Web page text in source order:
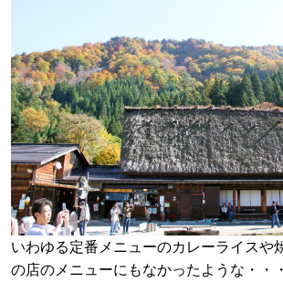
いわゆる定番メニューのカレーライスや
の店のメニューにもなかったような・・